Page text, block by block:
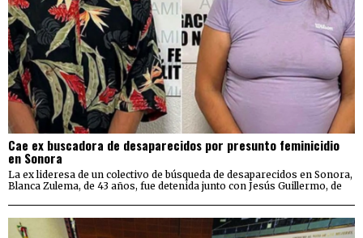
Cae ex buscadora de desaparecidos por presunto feminicidio
en Sonora
La ex lideresa de un colectivo de búsqueda de desaparecidos en Sonora,
Blanca Zulema, de 43 años, fue detenida junto con Jesús Guillermo, de